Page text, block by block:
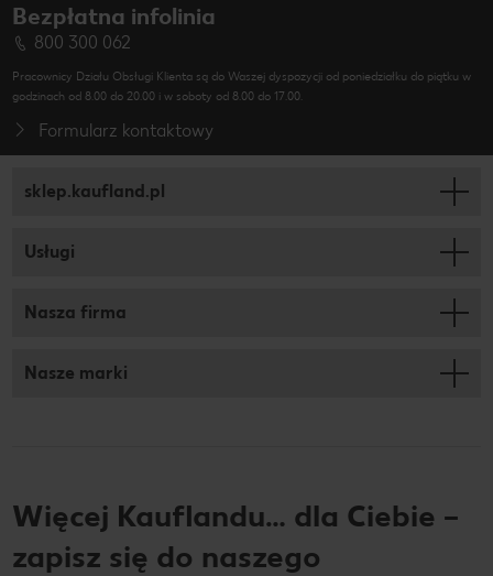
Bezpłatna infolinia
800 300 062
Pracownicy Działu Obsługi Klienta są do Waszej dyspozycji od poniedziałku do piątku w
godzinach od 8.00 do 20.00 i w soboty od 8.00 do 17.00.
Formularz kontaktowy
sklep.kaufland.pl
Usługi
Nasza firma
Nasze marki
Więcej Kauflandu… dla Ciebie –
zapisz się do naszego